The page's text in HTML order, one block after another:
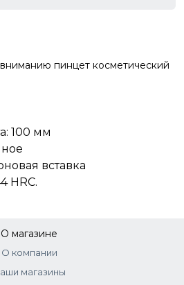
пинцет косметический
100 мм
вставка
HRC.
О магазине
О компании
магазины